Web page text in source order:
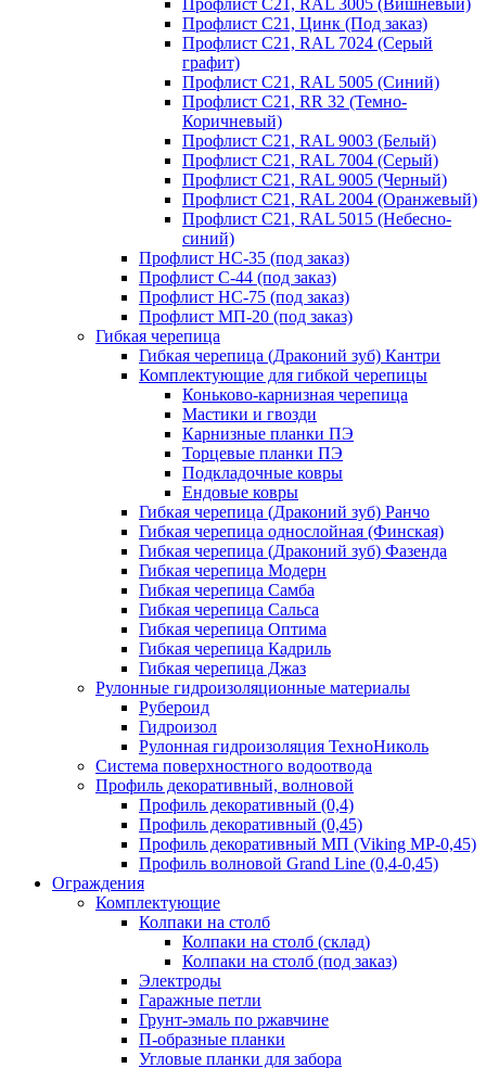
Профлист С21, Цинк (Под заказ)
Профлист С21, RAL 7024 (Серый
графит)
Профлист С21, RAL 5005 (Синий)
Профлист С21, RR 32 (Темно-
Коричневый)
Профлист С21, RAL 9003 (Белый)
Профлист С21, RAL 7004 (Серый)
Профлист С21, RAL 9005 (Черный)
Профлист С21, RAL 2004 (Оранжевый)
Профлист С21, RAL 5015 (Небесно-
синий)
Профлист НС-35 (под заказ)
Профлист С-44 (под заказ)
Профлист НС-75 (под заказ)
Профлист МП-20 (под заказ)
Гибкая черепица
Гибкая черепица (Драконий зуб) Кантри
Комплектующие для гибкой черепицы
Коньково-карнизная черепица
Мастики и гвозди
Карнизные планки ПЭ
Торцевые планки ПЭ
Подкладочные ковры
Ендовые ковры
Гибкая черепица (Драконий зуб) Ранчо
Гибкая черепица однослойная (Финская)
Гибкая черепица (Драконий зуб) Фазенда
Гибкая черепица Модерн
Гибкая черепица Самба
Гибкая черепица Сальса
Гибкая черепица Оптима
Гибкая черепица Кадриль
Гибкая черепица Джаз
Рулонные гидроизоляционные материалы
Рубероид
Гидроизол
Рулонная гидроизоляция ТехноНиколь
Система поверхностного водоотвода
Профиль декоративный, волновой
Профиль декоративный (0,4)
Профиль декоративный (0,45)
Профиль декоративный МП (Viking MP-0,45)
Профиль волновой Grand Line (0,4-0,45)
Ограждения
Комплектующие
Колпаки на столб
Колпаки на столб (склад)
Колпаки на столб (под заказ)
Электроды
Гаражные петли
Грунт-эмаль по ржавчине
П-образные планки
Угловые планки для забора